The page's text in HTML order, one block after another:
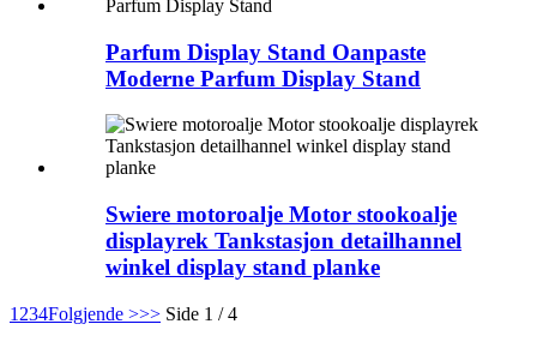
Parfum Display Stand Oanpaste
Moderne Parfum Display Stand
Swiere motoroalje Motor stookoalje
displayrek Tankstasjon detailhannel
winkel display stand planke
1 234Folgjende >>> Side 1 / 4